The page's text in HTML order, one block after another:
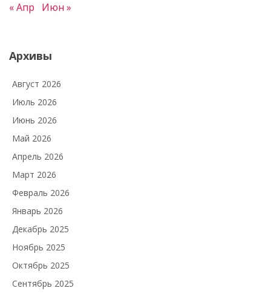
« Апр Июн »
Архивы
Август 2026
Июль 2026
Июнь 2026
Май 2026
Апрель 2026
Март 2026
Февраль 2026
Январь 2026
Декабрь 2025
Ноябрь 2025
Октябрь 2025
Сентябрь 2025